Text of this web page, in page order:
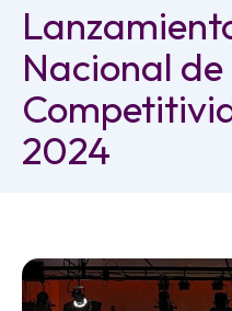
Nacional de
2024